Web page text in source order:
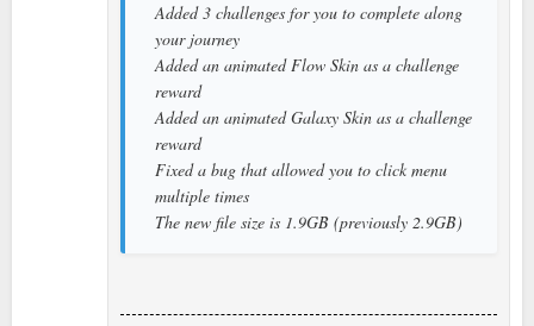
Added 3 challenges for you to complete along
your journey
Added an animated Flow Skin as a challenge
reward
Added an animated Galaxy Skin as a challenge
reward
Fixed a bug that allowed you to click menu
multiple times
The new file size is 1.9GB (previously 2.9GB)